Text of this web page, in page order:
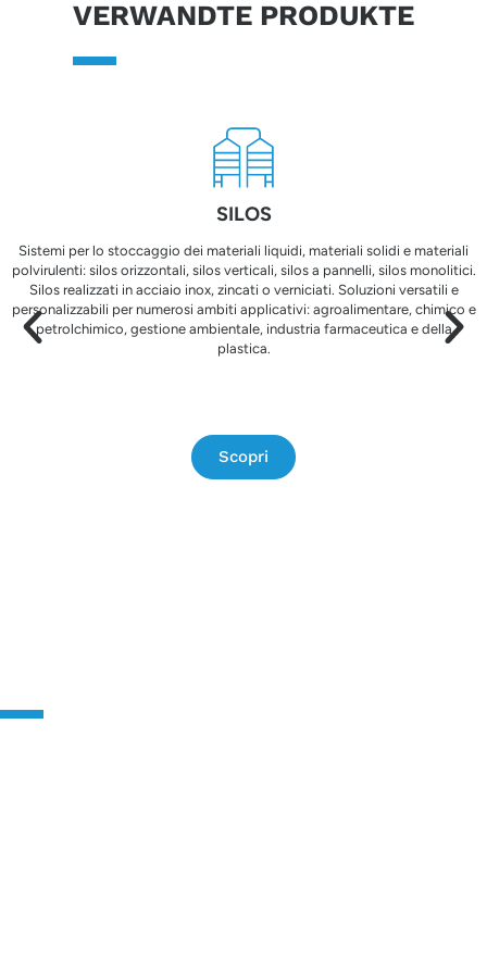
VERWANDTE PRODUKTE
SILOS
Sistemi per lo stoccaggio dei materiali liquidi, materiali solidi e materiali
polvirulenti: silos orizzontali, silos verticali, silos a pannelli, silos monolitici.
Silos realizzati in acciaio inox, zincati o verniciati. Soluzioni versatili e
personalizzabili per numerosi ambiti applicativi: agroalimentare, chimico e
petrolchimico, gestione ambientale, industria farmaceutica e della
plastica.
Scopri